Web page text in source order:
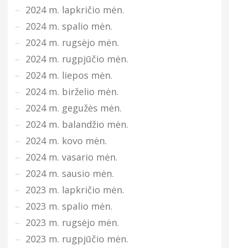
2024 m. lapkričio mėn.
2024 m. spalio mėn.
2024 m. rugsėjo mėn.
2024 m. rugpjūčio mėn.
2024 m. liepos mėn.
2024 m. birželio mėn.
2024 m. gegužės mėn.
2024 m. balandžio mėn.
2024 m. kovo mėn.
2024 m. vasario mėn.
2024 m. sausio mėn.
2023 m. lapkričio mėn.
2023 m. spalio mėn.
2023 m. rugsėjo mėn.
2023 m. rugpjūčio mėn.